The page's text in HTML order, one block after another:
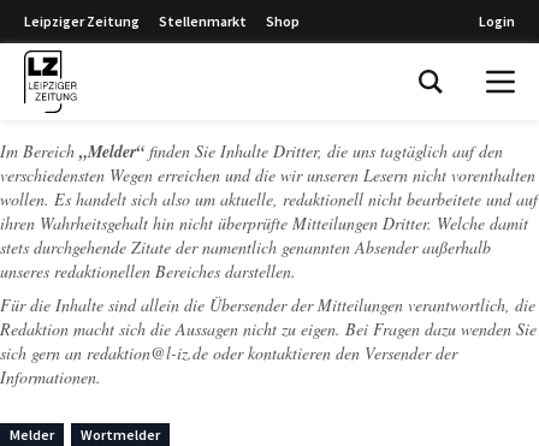
Leipziger Zeitung Stellenmarkt Shop Login
Im Bereich „Melder“ finden Sie Inhalte Dritter, die uns tagtäglich auf den
verschiedensten Wegen erreichen und die wir unseren Lesern nicht vorenthalten
wollen. Es handelt sich also um aktuelle, redaktionell nicht bearbeitete und auf
ihren Wahrheitsgehalt hin nicht überprüfte Mitteilungen Dritter. Welche damit
stets durchgehende Zitate der namentlich genannten Absender außerhalb
unseres redaktionellen Bereiches darstellen.
Für die Inhalte sind allein die Übersender der Mitteilungen verantwortlich, die
Redaktion macht sich die Aussagen nicht zu eigen. Bei Fragen dazu wenden Sie
sich gern an redaktion@l-iz.de oder kontaktieren den Versender der
Informationen.
Melder Wortmelder